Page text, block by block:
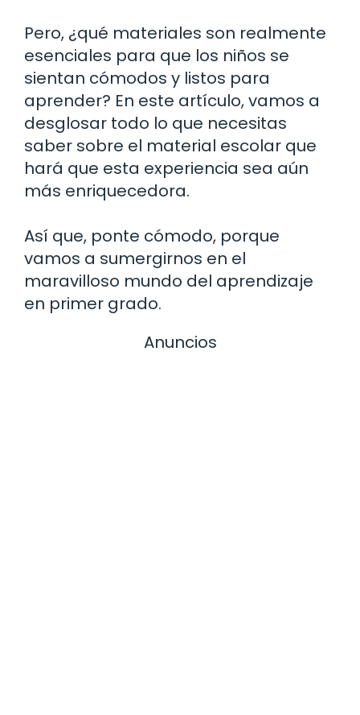
Pero, ¿qué materiales son realmente
esenciales para que los niños se
sientan cómodos y listos para
aprender? En este artículo, vamos a
desglosar todo lo que necesitas
saber sobre el material escolar que
hará que esta experiencia sea aún
más enriquecedora.
Así que, ponte cómodo, porque
vamos a sumergirnos en el
maravilloso mundo del aprendizaje
en primer grado.
Anuncios